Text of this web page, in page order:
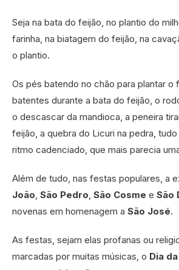
Seja na bata do feijão, no plantio do
farinha, na biatagem do feijão, na
o plantio.
Os pés batendo no chão para plantar o
batentes durante a bata do feijão, o
o descascar da mandioca, a peneira
feijão, a quebra do Licuri na pedra,
ritmo cadenciado, que mais parecia
Além de tudo, nas festas populares, a
João São Pedro São Cosme e São
novenas em homenagem a São José.
As festas, sejam elas profanas ou
marcadas por muitas músicas, o Dia